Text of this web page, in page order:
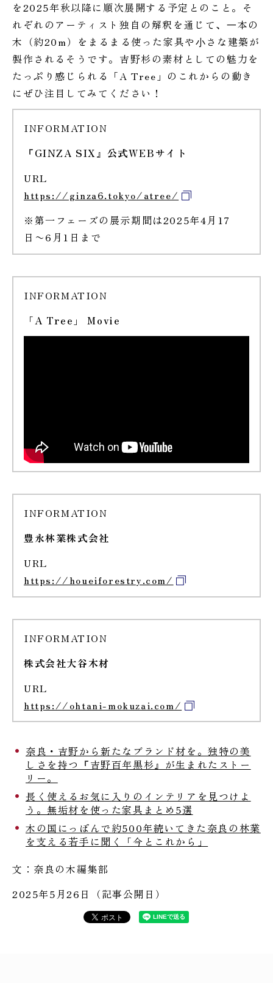
を2025年秋以降に順次展開する予定とのこと。そ
れぞれのアーティスト独自の解釈を通じて、⼀本の
木（約20m）をまるまる使った家具や⼩さな建築が
製作されるそうです。吉野杉の素材としての魅力を
たっぷり感じられる「A Tree」のこれからの動き
にぜひ注目してみてください！
INFORMATION
『GINZA SIX』公式WEBサイト
URL
https://ginza6.tokyo/atree/
※第一フェーズの展示期間は2025年4月17
日〜6月1日まで
INFORMATION
「A Tree」 Movie
INFORMATION
豊永林業株式会社
URL
https://houeiforestry.com/
INFORMATION
株式会社大谷木材
URL
https://ohtani-mokuzai.com/
奈良・吉野から新たなブランド材を。独特の美
しさを持つ『吉野百年黒杉』が生まれたストー
リー。
長く使えるお気に入りのインテリアを見つけよ
う。無垢材を使った家具まとめ5選
木の国にっぽんで約500年続いてきた奈良の林業
を支える若手に聞く「今とこれから」
文：奈良の木編集部
2025年5月26日（記事公開日）